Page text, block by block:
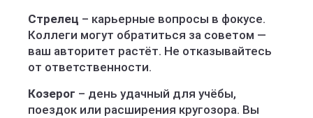
Стрелец – карьерные вопросы в фокусе.
Коллеги могут обратиться за советом —
ваш авторитет растёт. Не отказывайтесь
от ответственности.
Козерог – день удачный для учёбы,
поездок или расширения кругозора. Вы